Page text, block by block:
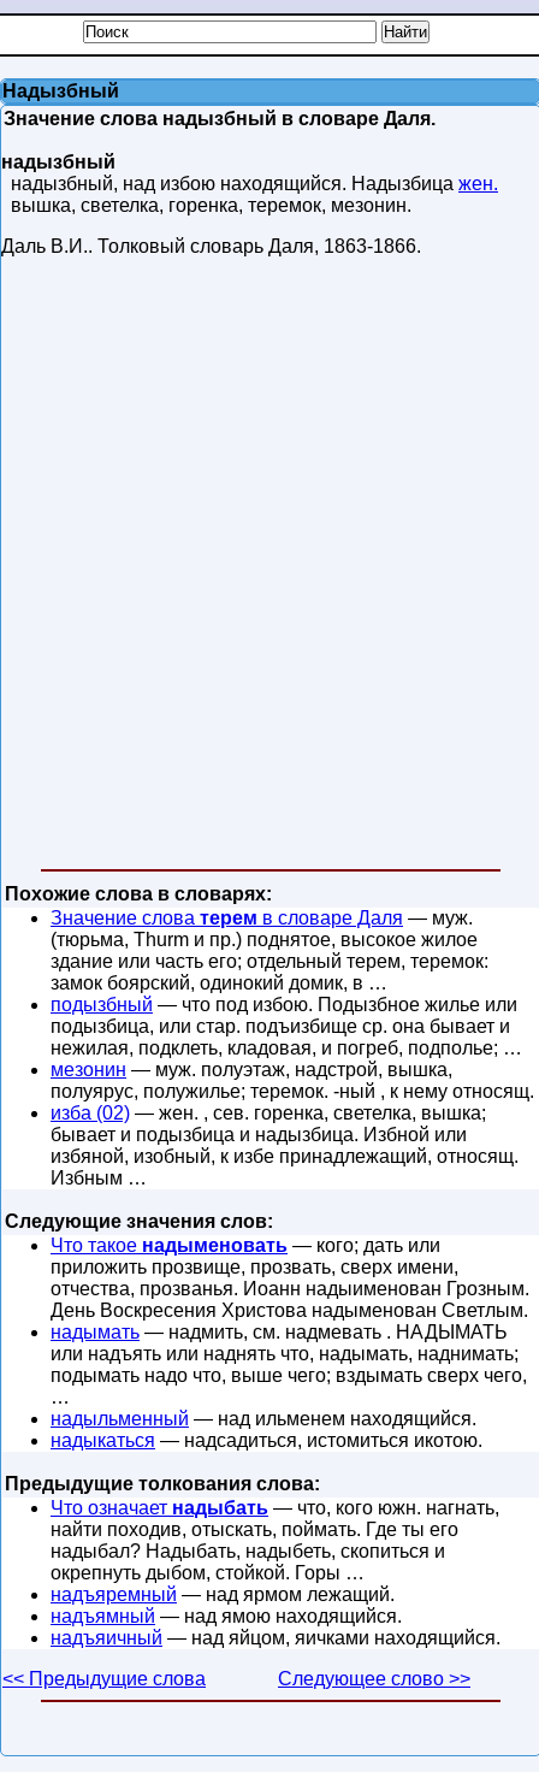
Надызбный
Значение слова надызбный в словаре Даля.
надызбный
надызбный, над избою находящийся. Надызбица жен.
вышка, светелка, горенка, теремок, мезонин.
Даль В.И.. Толковый словарь Даля, 1863-1866.
Похожие слова в словарях:
Значение слова терем в словаре Даля — муж.
(тюрьма, Thurm и пр.) поднятое, высокое жилое
здание или часть его; отдельный терем, теремок:
замок боярский, одинокий домик, в …
подызбный — что под избою. Подызбное жилье или
подызбица, или стар. подъизбище ср. она бывает и
нежилая, подклеть, кладовая, и погреб, подполье; …
мезонин — муж. полуэтаж, надстрой, вышка,
полуярус, полужилье; теремок. -ный , к нему относящ.
изба (02) — жен. , сев. горенка, светелка, вышка;
бывает и подызбица и надызбица. Избной или
избяной, изобный, к избе принадлежащий, относящ.
Избным …
Следующие значения слов:
Что такое надыменовать — кого; дать или
приложить прозвище, прозвать, сверх имени,
отчества, прозванья. Иоанн надыименован Грозным.
День Воскресения Христова надыменован Светлым.
надымать — надмить, см. надмевать . НАДЫМАТЬ
или надъять или наднять что, надымать, наднимать;
подымать надо что, выше чего; вздымать сверх чего,
…
надыльменный — над ильменем находящийся.
надыкаться — надсадиться, истомиться икотою.
Предыдущие толкования слова:
Что означает надыбать — что, кого южн. нагнать,
найти походив, отыскать, поймать. Где ты его
надыбал? Надыбать, надыбеть, скопиться и
окрепнуть дыбом, стойкой. Горы …
надъяремный — над ярмом лежащий.
надъямный — над ямою находящийся.
надъяичный — над яйцом, яичками находящийся.
<< Предыдущие слова
Следующее слово >>